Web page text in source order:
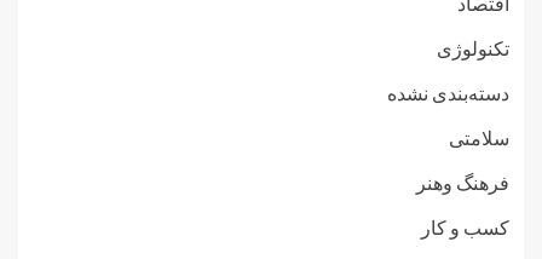
تکنولوژی
دسته‌بندی نشده
سلامتی
فرهنگ وهنر
کسب و کار